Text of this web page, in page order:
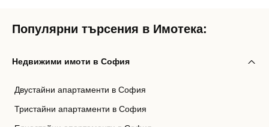
Популярни търсения в Имотека:
Недвижими имоти в София
Двустайни апартаменти в София
Тристайни апартаменти в София